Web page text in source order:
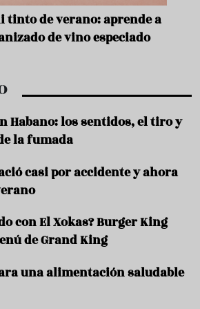
tinto de verano: aprende a
de vino especiado
Habano: los sentidos, el tiro y
la fumada
casi por accidente y ahora
con El Xokas? Burger King
de Grand King
una alimentación saludable